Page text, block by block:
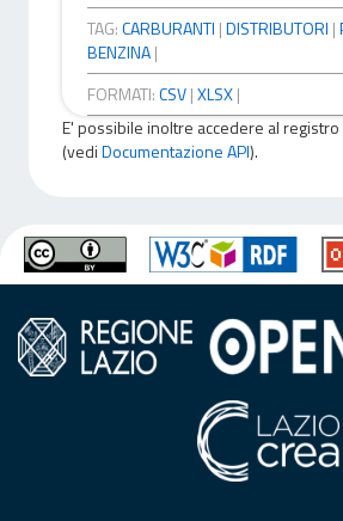
TAG:CARBURANTI |DISTRIBUTORI |
BENZINA|
FORMATI:CSV|XLSX|
E' possibile inoltre accedere al
(vediDocumentazione API).